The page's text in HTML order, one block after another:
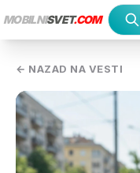
MOBILNISVET.COM
← NAZAD NA VESTI